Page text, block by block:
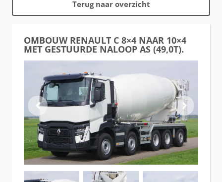
Terug naar overzicht
OMBOUW RENAULT C 8×4 NAAR 10×4
MET GESTUURDE NALOOP AS (49,0T).